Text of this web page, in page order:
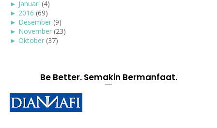
► Januari (4)
► 2016 (69)
► Desember (9)
► November (23)
► Oktober (37)
Be Better. Semakin Bermanfaat.